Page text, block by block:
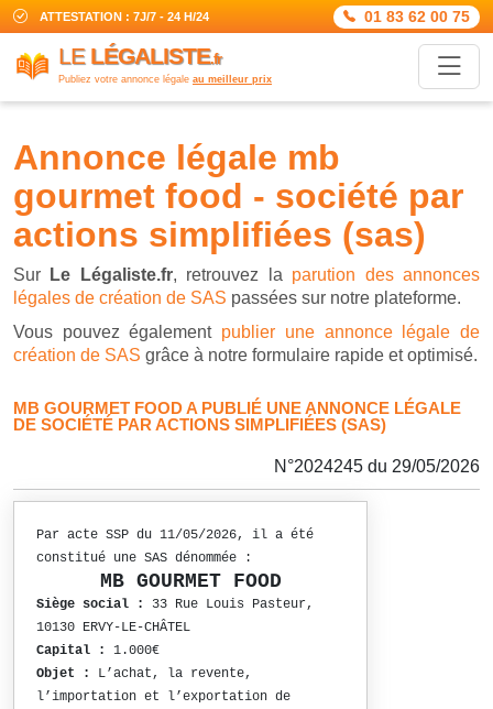
ATTESTATION : 7J/7 - 24 H/24 01 83 62 00 75
LE LÉGALISTE.fr
Publiez votre annonce légale au meilleur prix
annonce légale mb
gourmet food - société par
actions simplifiées (sas)
Sur Le Légaliste.fr, retrouvez la parution des annonces
légales de création de SAS passées sur notre plateforme.
Vous pouvez également publier une annonce légale de
création de SAS grâce à notre formulaire rapide et optimisé.
MB GOURMET FOOD A PUBLIÉ UNE ANNONCE LÉGALE
DE SOCIÉTÉ PAR ACTIONS SIMPLIFIÉES (SAS)
N°2024245 du 29/05/2026
Par acte SSP du 11/05/2026, il a été
constitué une SAS dénommée :
MB GOURMET FOOD
Siège social :
33 Rue Louis Pasteur,
10130 ERVY-LE-CHÂTEL
Capital :
1.000€
Objet :
L’achat, la revente,
l’importation et l’exportation de